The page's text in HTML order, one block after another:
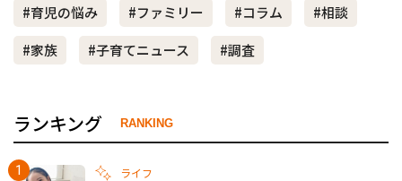
#育児の悩み #ファミリー #コラム
#相談
#家族
#子育てニュース #調査
ランキング RANKING
ライフ